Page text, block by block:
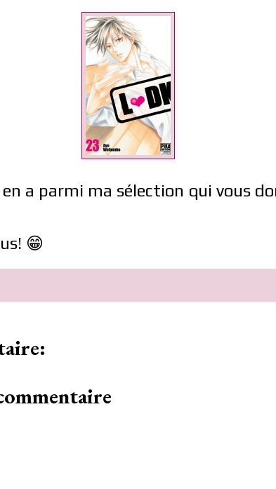
a parmi ma sélection qui vous
😁